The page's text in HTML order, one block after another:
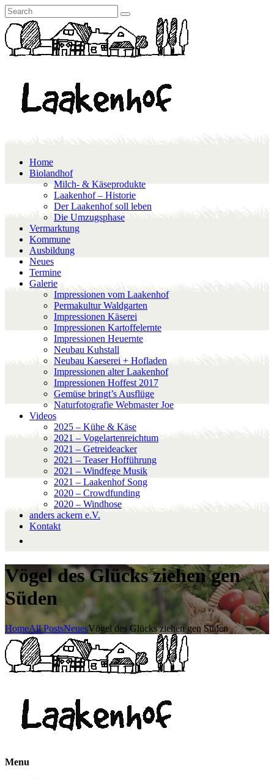
Home
Biolandhof
Milch- & Käseprodukte
Laakenhof – Historie
Der Laakenhof soll leben
Die Umzugsphase
Vermarktung
Kommune
Ausbildung
Neues
Termine
Galerie
Impressionen vom Laakenhof
Permakultur Waldgarten
Impressionen Käserei
Impressionen Kartoffelernte
Impressionen Heuernte
Neubau Kuhstall
Neubau Kaeserei + Hofladen
Impressionen alter Laakenhof
Impressionen Hoffest 2017
Gemüse bringt’s Ausflüge
Naturfotografie Webmaster Joe
Videos
2025 – Kühe & Käse
2021 – Vogelartenreichtum
2021 – Getreideacker
2021 – Teaser Hofführung
2021 – Windfege Musik
2021 – Laakenhof Song
2020 – Crowdfunding
2020 – Windhose
anders ackern e.V.
Kontakt
Vögel des Glücks ziehen gen
Süden
HomeAll PostsNeuesVögel des Glücks ziehen gen Süden
Menu